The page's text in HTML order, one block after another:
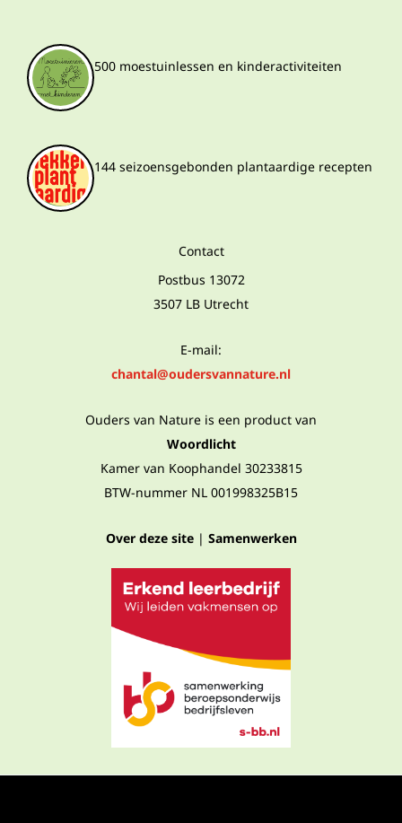
500 moestuinlessen en kinderactiviteiten
144 seizoensgebonden plantaardige recepten
Contact
Postbus 13072
3507 LB Utrecht
E-mail:
chantal@oudersvannature.nl
Ouders van Nature is een product van
Woordlicht
Kamer van Koophandel 30233815
BTW-nummer NL 001998325B15
Over deze site| Samenwerken